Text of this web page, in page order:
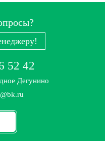
52 42
Дегунино